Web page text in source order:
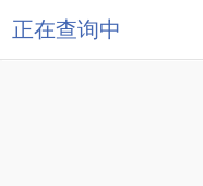
正在查询中